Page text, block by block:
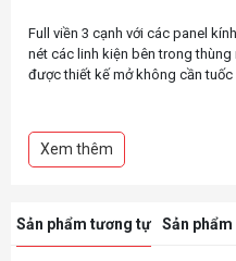
Full viền 3 cạnh với các panel
nét các linh kiện bên trong
được thiết kế mở không cần tuốc
giúp cho việc lắp ráp trở nên linh
Xem thêm
Sản phẩm tương tự Sản